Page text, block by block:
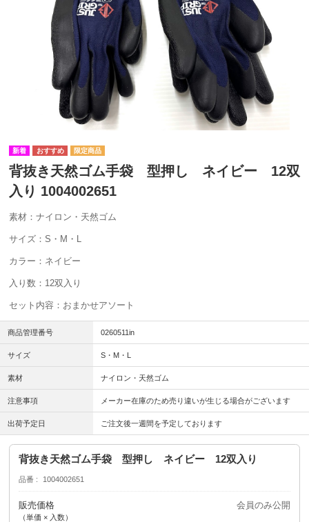
背抜き天然ゴム手袋 型押し ネイビー 12双
入り 1004002651
素材：ナイロン・天然ゴム
サイズ：S・M・L
カラー：ネイビー
入り数：12双入り
セット内容：おまかせアソート
商品管理番号 0260511in
サイズ S・M・L
素材 ナイロン・天然ゴム
注意事項 メーカー在庫のため売り違いが生じる場合がございます
出荷予定日 ご注文後一週間を予定しております
背抜き天然ゴム手袋 型押し ネイビー 12双入り
品番 1004002651
販売価格
（単価 × 入数）
会員のみ公開